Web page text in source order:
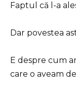
Faptul că l-a
Dar povestea
E despre cum
care o aveam